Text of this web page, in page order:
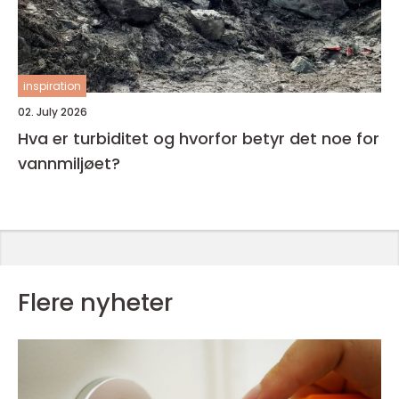
inspiration
02. July 2026
Hva er turbiditet og hvorfor betyr det noe for
vannmiljøet?
Flere nyheter